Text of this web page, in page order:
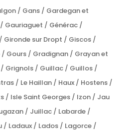
/ Gans / Gardegan et
Gauriaguet / Générac /
Gironde sur Dropt / Giscos /
Gours / Gradignan / Grayan et
Grignols / Guillac / Guillos /
/ Le Haillan / Haux / Hostens /
/ Isle Saint Georges / Izon / Jau
/ Juillac / Labarde /
/ Ladaux / Lados / Lagorce /